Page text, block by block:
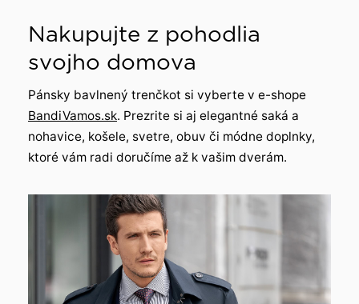
Nakupujte z pohodlia
svojho domova
Pánsky bavlnený trenčkot si vyberte v e-shope
BandiVamos.sk. Prezrite si aj elegantné saká a
nohavice, košele, svetre, obuv či módne doplnky,
ktoré vám radi doručíme až k vašim dverám.